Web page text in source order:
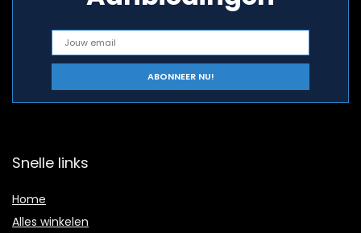
Snelle links
Home
Alles winkelen